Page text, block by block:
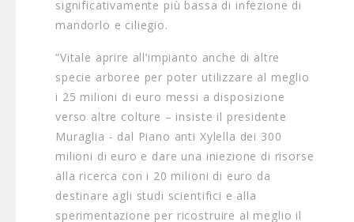
significativamente più bassa di infezione di
mandorlo e ciliegio.
“Vitale aprire all’impianto anche di altre
specie arboree per poter utilizzare al meglio
i 25 milioni di euro messi a disposizione
verso altre colture – insiste il presidente
Muraglia - dal Piano anti Xylella dei 300
milioni di euro e dare una iniezione di risorse
alla ricerca con i 20 milioni di euro da
destinare agli studi scientifici e alla
sperimentazione per ricostruire al meglio il